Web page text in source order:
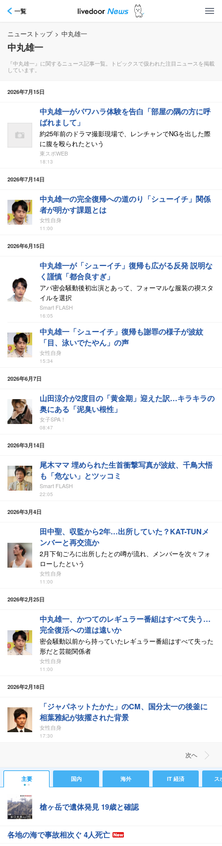
一覧
ニューストップ > 中丸雄一
中丸雄一
『中丸雄一』に関するニュース記事一覧。トピックスで扱われた注目ニュースを掲載
しています。
2026年7月15日
中丸雄一がパワハラ体験を告白「部屋の隅の方に呼
ばれまして」
約25年前のドラマ撮影現場で、レンチャンでNGを出した際
に腹を殴られたという
東スポWEB
18:13
2026年7月14日
中丸雄一の完全復帰への道のり「シューイチ」関係
者が明かす課題とは
女性自身
11:00
2026年6月15日
中丸雄一が「シューイチ」復帰も広がる反発 説明な
く謹慎「都合良すぎ」
アパ密会騒動後初出演とあって、フォーマルな服装の禊スタ
イルを選択
Smart FLASH
16:05
中丸雄一「シューイチ」復帰も謝罪の様子が波紋
「目、泳いでたやん」の声
女性自身
15:34
2026年6月7日
山田涼介が2度目の「黄金期」迎えた訳…キラキラの
奥にある「泥臭い根性」
女子SPA！
08:47
2026年3月14日
尾木ママ 埋められた生首衝撃写真が波紋、千鳥大悟
も「危ない」とツッコミ
Smart FLASH
22:05
2026年3月4日
田中聖、収監から2年…出所していた？KAT-TUNメ
ンバーと再交流か
2月下旬ごろに出所したとの噂が流れ、メンバーを次々フォ
ローしたという
女性自身
11:00
2026年2月25日
中丸雄一、かつてのレギュラー番組はすべて失う…
完全復活への道は遠いか
密会騒動以前から持っていたレギュラー番組はすべて失った
形だと芸能関係者
女性自身
11:00
2026年2月18日
「ジャパネットたかた」のCM、国分太一の後釜に
相葉雅紀が抜擢された背景
女性自身
17:30
次ヘ
主要 国内 海外 IT 経済 ス
槍ヶ岳で遺体発見 19歳と確認
各地の海で事故相次ぐ 4人死亡